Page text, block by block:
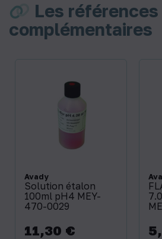
Les références
complémentaires
Avady
Solution étalon
100ml pH4 MEY-
470-0029
Prix
11,30 € Prix